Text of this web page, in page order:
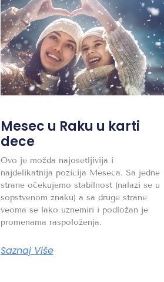
Mesec u Raku u karti
dece
Ovo je možda najosetljivija i
najdelikatnija pozicija Meseca. Sa jedne
strane očekujemo stabilnost (nalazi se u
sopstvenom znaku) a sa druge strane
veoma se lako uznemiri i podložan je
promenama raspoloženja.
Saznaj Više